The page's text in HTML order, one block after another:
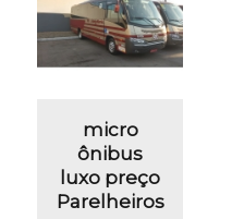
micro
ônibus
luxo preço
Parelheiros